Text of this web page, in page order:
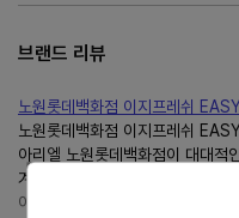
브랜드 리뷰
노원롯데백화점 이지프레쉬
노원롯데백화점 이지프레쉬
아리엘 노원롯데백화점이 대대적
겨서 가봤다 그거슨 바로
아리엘의 순간